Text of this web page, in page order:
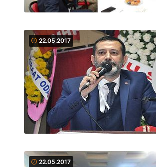
22.05.2017
22.05.2017